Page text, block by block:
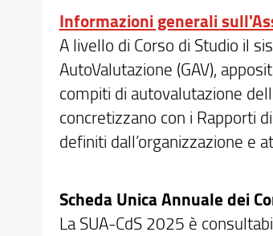
Informazioni generali
A livello di Corso di Studio il
AutoValutazione (GAV),
compiti di autovalutazione
concretizzano con i Rapporti
definiti dall’organizzazione e
Scheda Unica Annuale dei
La SUA-CdS 2025 è